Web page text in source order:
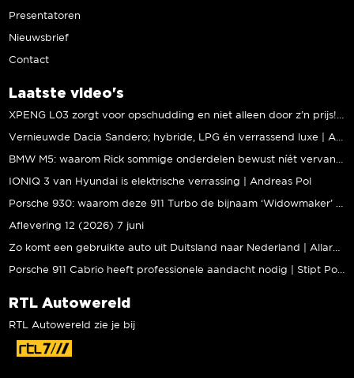
Presentatoren
Nieuwsbrief
Contact
Laatste video's
XPENG L03 zorgt voor opschudding en niet alleen door z’n prijs! | Jeroen Mul
Vernieuwde Dacia Sandero; hybride, LPG én verrassend luxe | Andreas Pol
BMW M5: waarom Rick sommige onderdelen bewust níét vervangt | Stipt Polish Point
IONIQ 3 van Hyundai is elektrische verrassing | Andreas Pol
Porsche 930: waarom deze 911 Turbo de bijnaam ‘Widowmaker’ kreeg | Gallery Aaldering
Aflevering 12 (2026) 7 juni
Zo komt een gebruikte auto uit Duitsland naar Nederland | Allard Kalff
Porsche 911 Cabrio heeft professionele aandacht nodig | Stipt Polish Point
RTL Autowereld
RTL Autowereld zie je bij